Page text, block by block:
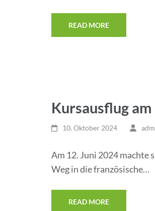
READ MORE
Kursausflug
10. Oktober 2024
Am 12. Juni 2024 machte
Weg in die französische…
READ MORE